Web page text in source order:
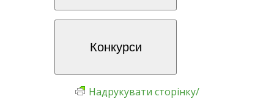
Конкурси
Надрукувати сторінку/